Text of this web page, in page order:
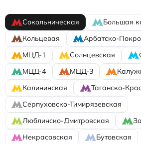
Сокольническая
Большая
Кольцевая
Арбатско-
МЦД-1
Солнцевская
МЦД-4
МЦД-3
Калининская
Таганско-
Серпуховско-Тимирязевская
Люблинско-Дмитровская
Некрасовская
Бутовская